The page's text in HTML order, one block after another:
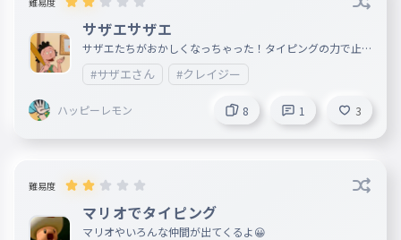
サザエサザエ
サザエたちがおかしくなっちゃった！タイピングの力で止め
よう！！
#サザエさん #クレイジー
ハッピーレモン 8 1 3
難易度
マリオでタイピング
マリオやいろんな仲間が出てくるよ😀